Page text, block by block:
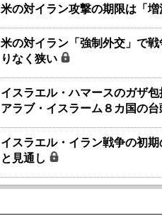
米の対イラン攻撃の期限は「増
米の対イラン「強制外交」で
りなく狭い
イスラエル・ハマースのガザ
アラブ・イスラーム８カ国の台
イスラエル・イラン戦争の初
と見通し